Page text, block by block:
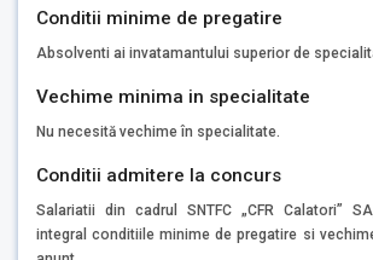
Conditii minime de pregatire
Absolventi ai invatamantului superior de
Vechime minima in specialitate
Nu necesită vechime în specialitate.
Conditii admitere la concurs
Salariatii din cadrul SNTFC „CFR Calatori”
integral conditiile minime de pregatire si